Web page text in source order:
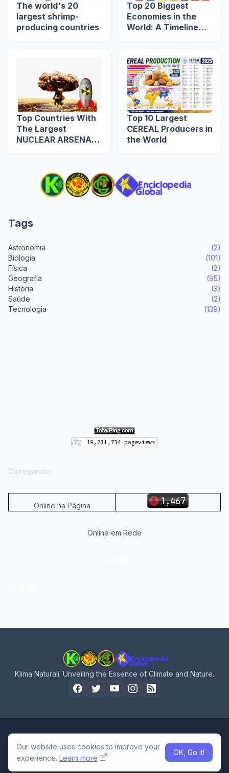
The world's 20
largest shrimp-
producing countries
Top 20 Biggest
Economies in the
World: A Timeline
Top Countries With
The Largest
NUCLEAR ARSENAL
Top 10 Largest
CEREAL Producers in
the World
Tags
Astronomia
(2)
Biologia
(101)
Física
(2)
Geografia
(95)
História
(3)
Saúde
(2)
Tecnologia
(139)
Carregando...
Online na Página
Online em Rede
Klima Naturali: Unveiling the Essence of Climate and Nature.
Design by -Pro Blogger Templates
Our website uses cookies to improve your
experience. Learn more
OK, Go it!